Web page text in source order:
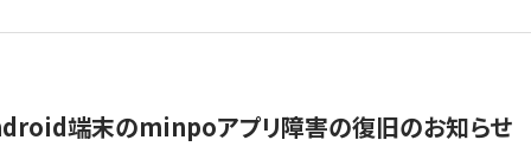
端末のminpoアプリ障害の復旧のお知らせ